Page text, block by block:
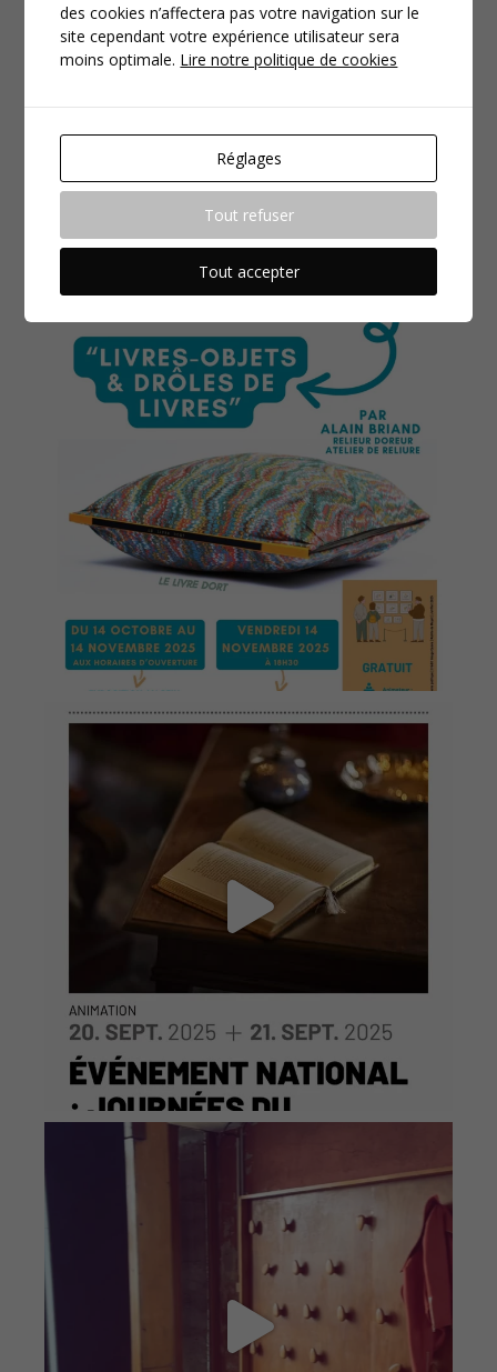
des cookies n’affectera pas votre navigation sur le
site cependant votre expérience utilisateur sera
moins optimale. Lire notre politique de cookies
Réglages
Tout refuser
Tout accepter